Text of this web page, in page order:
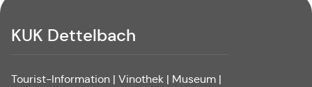
KUK Dettelbach
Tourist-Information | Vinothek | Museum |